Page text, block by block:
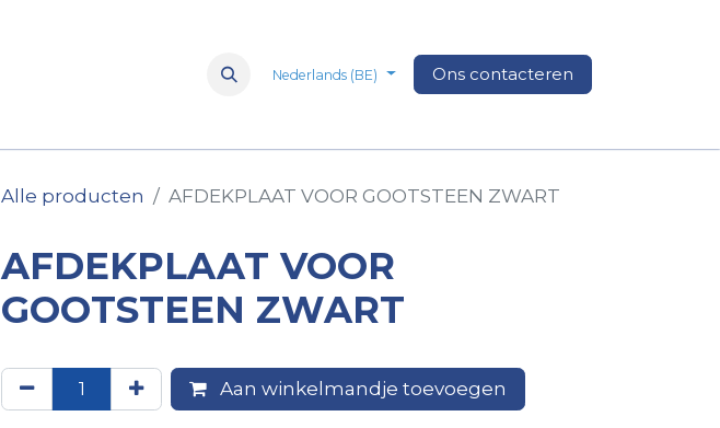
Merken Over Ons Media Veelgestelde vragen
Nederlands (BE) Ons contacteren
Alle producten AFDEKPLAAT VOOR GOOTSTEEN ZWART
AFDEKPLAAT VOOR
GOOTSTEEN ZWART
Aan winkelmandje toevoegen